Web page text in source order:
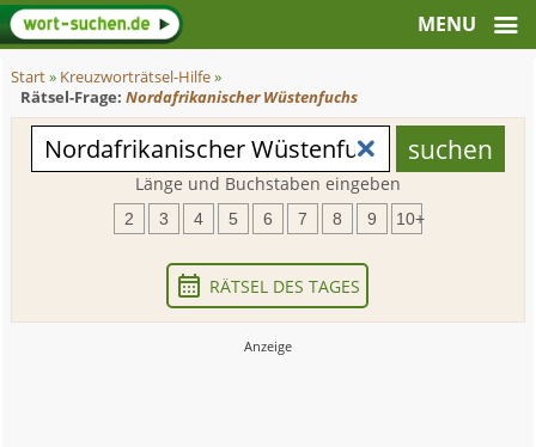
Start» Kreuzworträtsel-Hilfe»
Rätsel-Frage: Nordafrikanischer Wüstenfuchs
Länge und Buchstaben eingeben
2 3 4 5 6 7 8 9 10+
RÄTSEL DES TAGES